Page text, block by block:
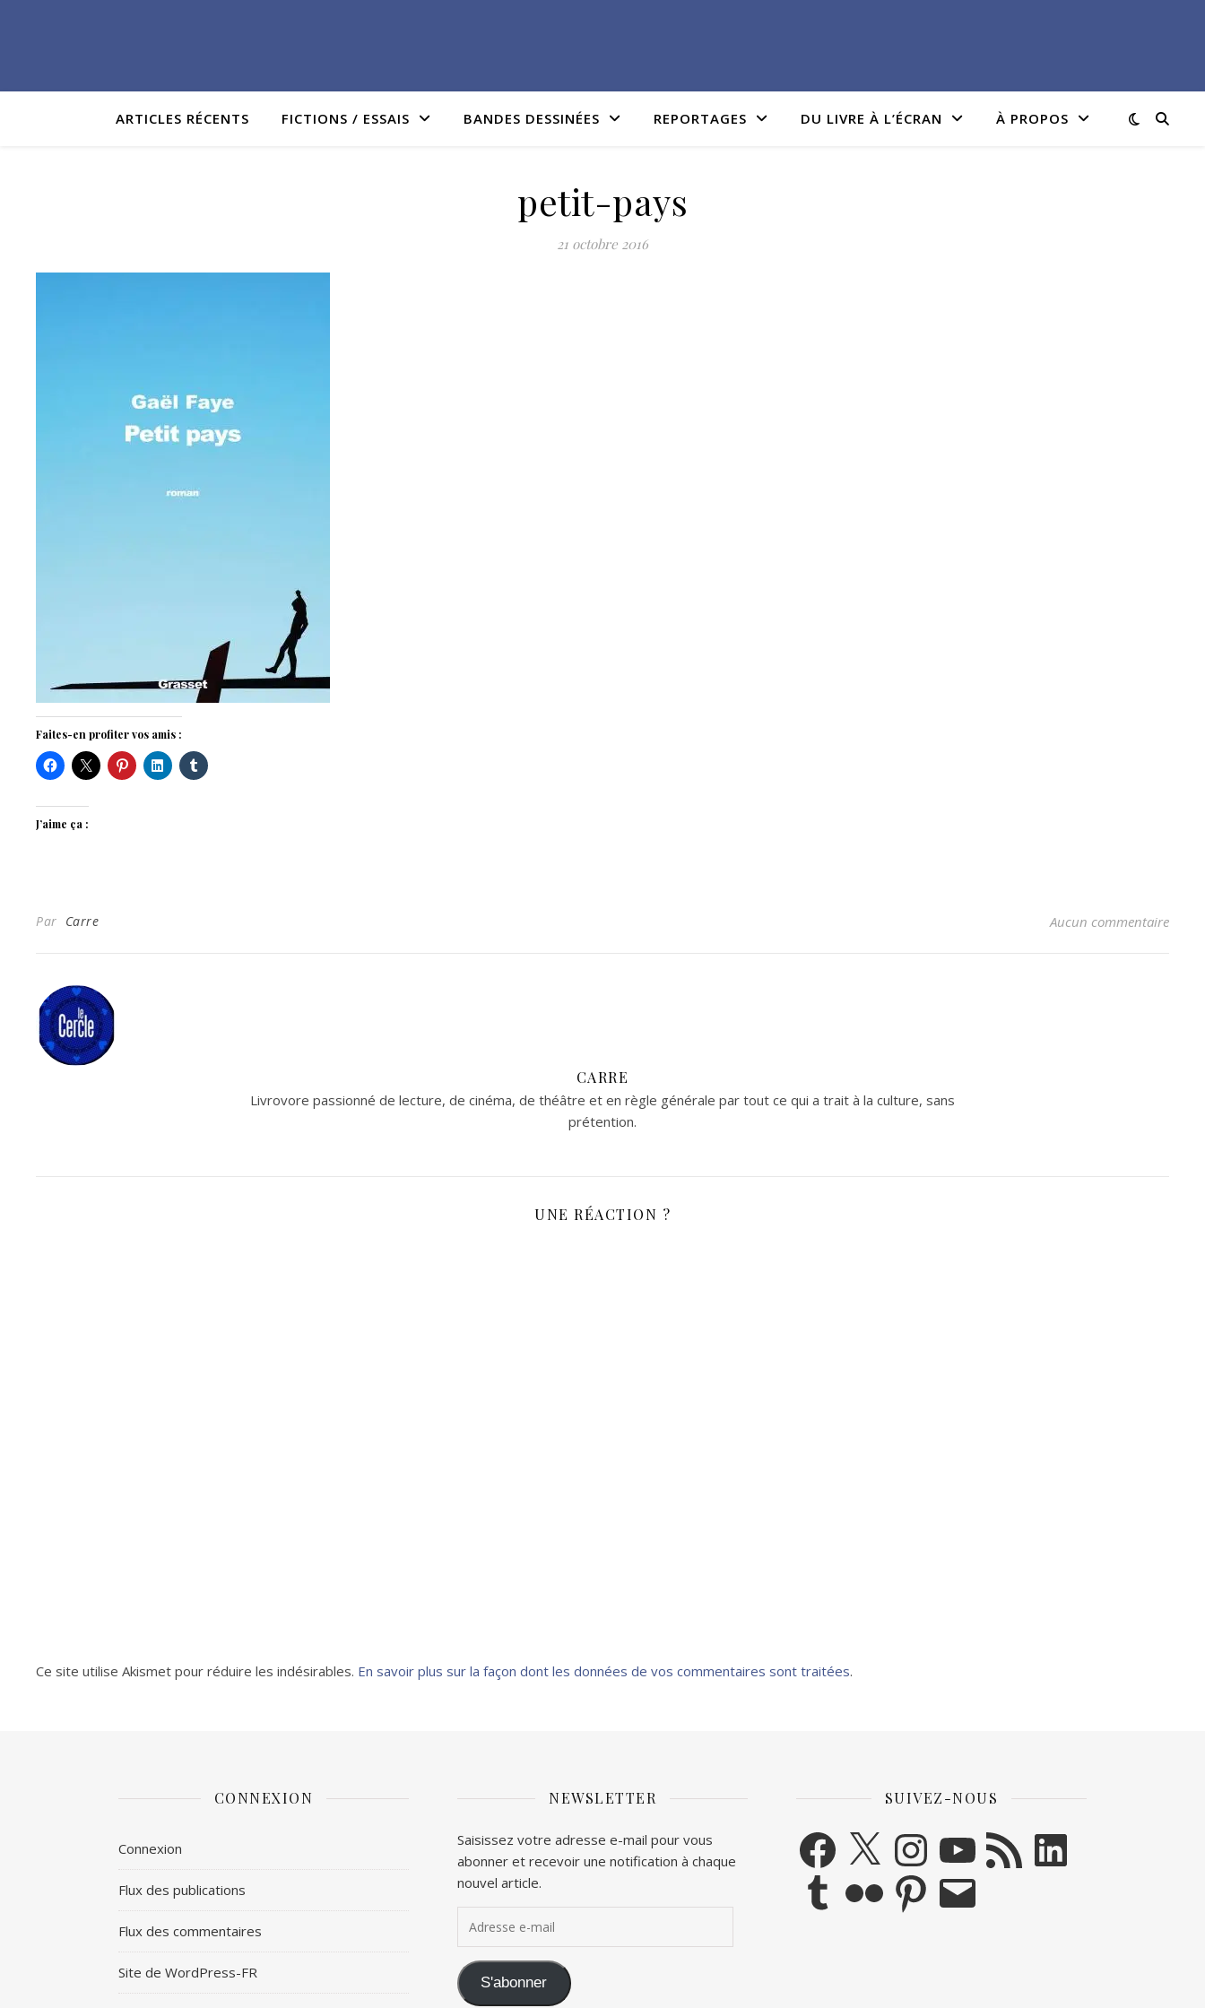
ARTICLES RÉCENTS FICTIONS / ESSAIS BANDES DESSINÉES REPORTAGES DU LIVRE À L’ÉCRAN À PROPOS
petit-pays
21 octobre 2016
Faites-en profiter vos amis :
J’aime ça :
Par Carre Aucun commentaire
CARRE
Livrovore passionné de lecture, de cinéma, de théâtre et en règle générale par tout ce qui a trait à la culture, sans
prétention.
UNE RÉACTION ?
Ce site utilise Akismet pour réduire les indésirables. En savoir plus sur la façon dont les données de vos commentaires sont traitées.
CONNEXION
Connexion
Flux des publications
Flux des commentaires
Site de WordPress-FR
NEWSLETTER
Saisissez votre adresse e-mail pour vous
abonner et recevoir une notification à chaque
nouvel article.
S'abonner
SUIVEZ-NOUS
Facebook
X InstagramYouTubeFlux RSSLinkedIn
Tumblr PinterestE-mail